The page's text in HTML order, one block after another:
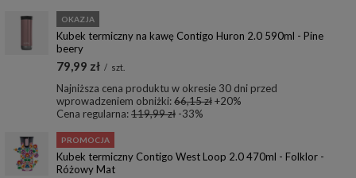
OKAZJA
Kubek termiczny na kawę Contigo Huron 2.0 590ml - Pine
beery
79,99 zł / szt.
Najniższa cena produktu w okresie 30 dni przed
wprowadzeniem obniżki:66,15 zł+20%
Cena regularna:119,99 zł -33%
PROMOCJA
Kubek termiczny Contigo West Loop 2.0 470ml - Folklor -
Różowy Mat